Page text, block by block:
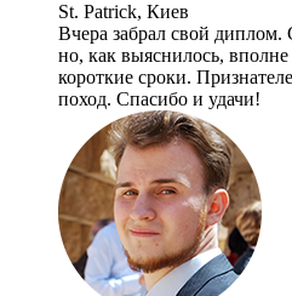
St. Patrick, Киев
Вчера забрал свой диплом.
но, как выяснилось,
короткие сроки.
поход. Спасибо и удачи!